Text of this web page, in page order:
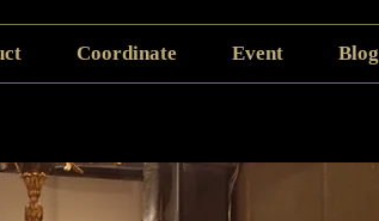
Coordinate Event Blog